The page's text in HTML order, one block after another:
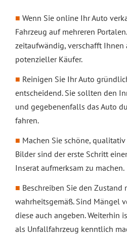
Wenn Sie online Ihr Auto
Fahrzeug auf mehreren
zeitaufwändig, verschafft Ihnen
potenzieller Käufer.
Reinigen Sie Ihr Auto
entscheidend. Sie sollten den
und gegebenenfalls das Auto
fahren.
Machen Sie schöne,
Bilder sind der erste Schritt
Inserat aufmerksam zu machen.
Beschreiben Sie den
wahrheitsgemäß. Sind Mängel
diese auch angeben. Weiterhin
als Unfallfahrzeug kenntlich